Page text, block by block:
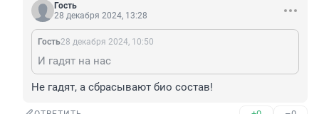
Гость
28 декабря 2024, 13:28
Гость28 декабря 2024, 10:50
И гадят на нас
Не гадят, а сбрасывают био состав!